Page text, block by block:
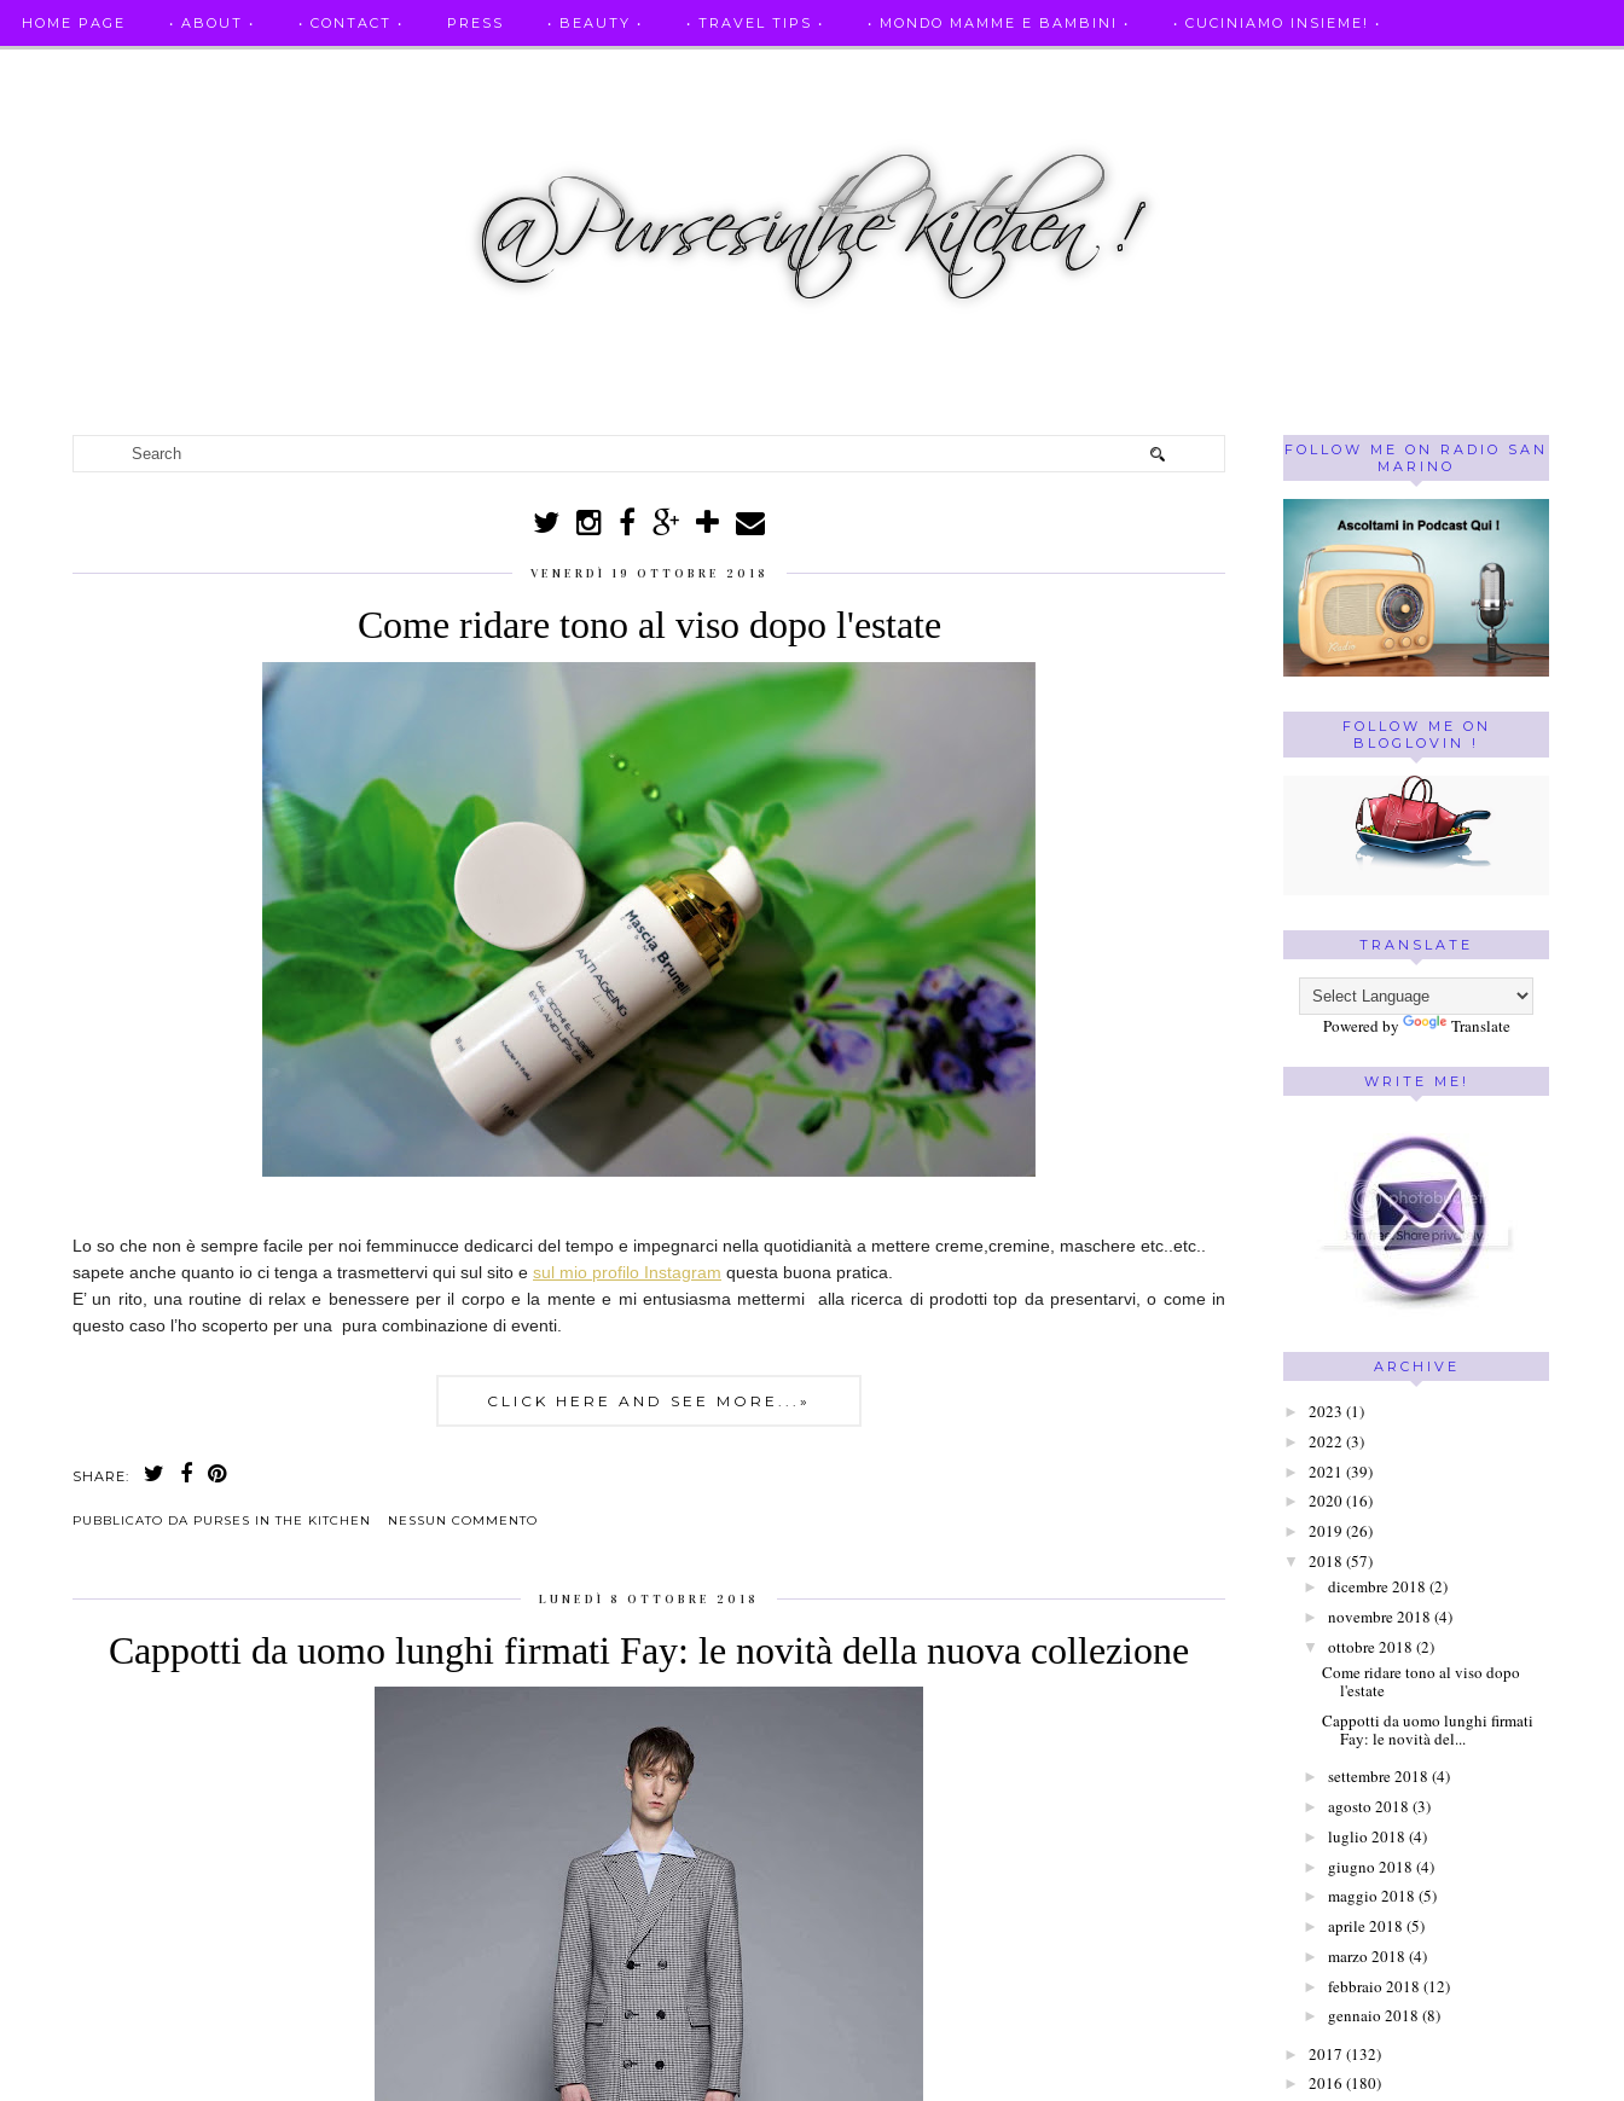
HOME PAGE • ABOUT • • CONTACT • PRESS • BEAUTY • • TRAVEL TIPS • • MONDO MAMME E BAMBINI • • CUCINIAMO INSIEME! •
VENERDÌ 19 OTTOBRE 2018
Come ridare tono al viso dopo l'estate
Lo so che non è sempre facile per noi femminucce dedicarci del tempo e impegnarci nella quotidianità a mettere creme,cremine, maschere etc..etc..
sapete anche quanto io ci tenga a trasmettervi qui sul sito e sul mio profilo Instagram questa buona pratica.
E’ un rito, una routine di relax e benessere per il corpo e la mente e mi entusiasma mettermi alla ricerca di prodotti top da presentarvi, o come in
questo caso l’ho scoperto per una pura combinazione di eventi.
CLICK HERE AND SEE MORE...»
SHARE:
PUBBLICATO DA PURSES IN THE KITCHEN NESSUN COMMENTO
LUNEDÌ 8 OTTOBRE 2018
Cappotti da uomo lunghi firmati Fay: le novità della nuova collezione
FOLLOW ME ON RADIO SAN
MARINO
FOLLOW ME ON
BLOGLOVIN !
TRANSLATE
Powered by Translate
WRITE ME!
ARCHIVE
► 2023 (1)
► 2022 (3)
► 2021 (39)
► 2020(16)
► 2019 (26)
▼ 2018 (57)
► dicembre 2018 (2)
► novembre 2018 (4)
▼ ottobre 2018 (2)
Come ridare tono al viso dopo
l'estate
Cappotti da uomo lunghi firmati
Fay: le novità del...
► settembre 2018 (4)
► agosto 2018 (3)
► luglio 2018 (4)
► giugno 2018 (4)
► maggio 2018 (5)
► aprile 2018 (5)
► marzo 2018 (4)
► febbraio 2018 (12)
► gennaio 2018 (8)
► 2017 (132)
► 2016 (180)